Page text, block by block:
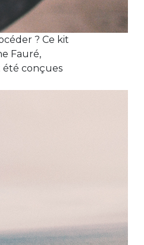
? Ce kit
Fauré,
été conçues